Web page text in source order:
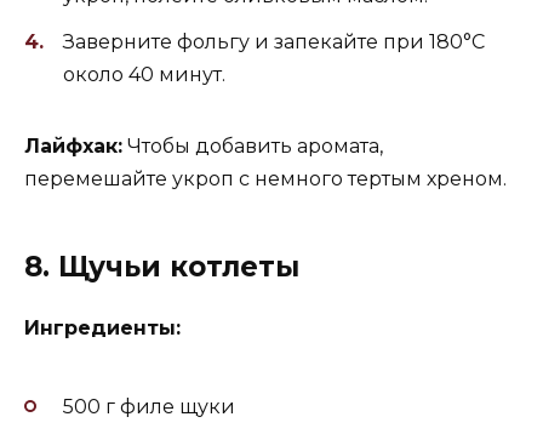
Заверните фольгу и запекайте при 180°C
около 40 минут.
Лайфхак: Чтобы добавить аромата,
перемешайте укроп с немного тертым хреном.
8. Щучьи котлеты
Ингредиенты:
500 г филе щуки